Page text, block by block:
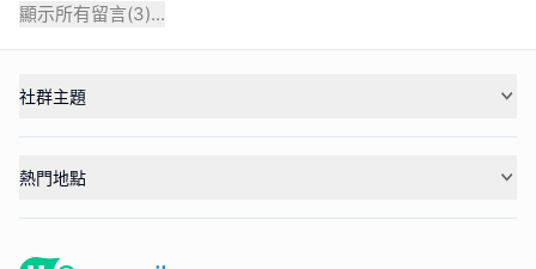
顯示所有留言(3)...
社群主題
熱門地點